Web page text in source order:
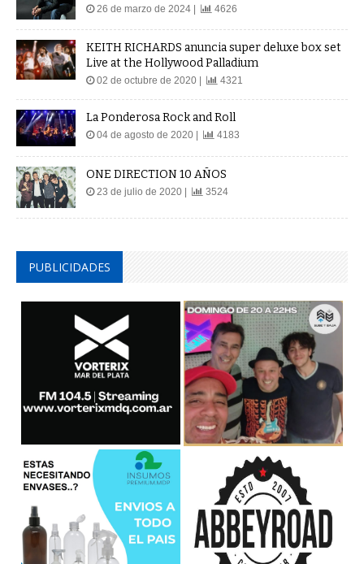
26 de marzo de 2024 | 4626
KEITH RICHARDS anuncia super deluxe box set
Live at the Hollywood Palladium
02 de octubre de 2020 | 4321
La Ponderosa Rock and Roll
04 de agosto de 2020 | 4183
ONE DIRECTION 10 AÑOS
23 de julio de 2020 | 3524
PUBLICIDADES